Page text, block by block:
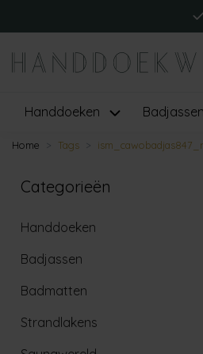
Handdoeken Badjassen
Home Tags
Categorieën
Handdoeken
Badjassen
Badmatten
Strandlakens